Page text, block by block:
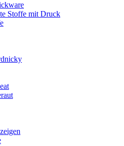
Stoffe mit Druck